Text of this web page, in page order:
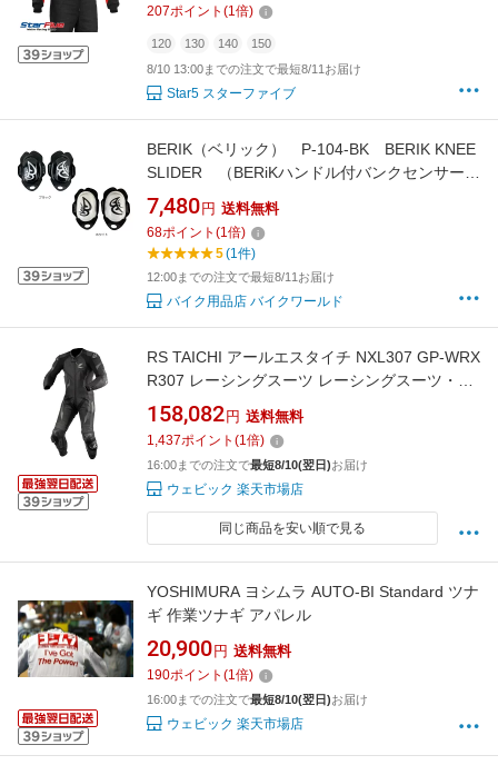
207ポイント (1倍)
120 130 140
150
8/10 13:00までの注文で最短8/11お届け
Star5 スターファイブ
BERIK（ベリック） P-104-BK BERIK KNEE
SLIDER （BERiKハンドル付バンクセンサー/
ニースライダー）
7,480 円 送料無料
68ポイント (1倍)
5(1件)
12:00までの注文で最短8/11お届け
バイク用品店 バイクワールド
RS TAICHI アールエスタイチ NXL307 GP-WRX
R307 レーシングスーツ レーシングスーツ・革
ツナギ アパレル
158,082 円 送料無料
1,437ポイント (1倍)
16:00までの注文で最短8/10(翌日)お届け
ウェビック 楽天市場店
同じ商品を安い順で見る
YOSHIMURA ヨシムラ AUTO-BI Standard ツナ
ギ 作業ツナギ アパレル
20,900 円 送料無料
190ポイント (1倍)
16:00までの注文で最短8/10(翌日)お届け
ウェビック 楽天市場店